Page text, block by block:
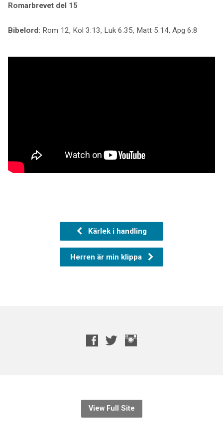
Romarbrevet del 15
Bibelord: Rom 12, Kol 3:13, Luk 6.35, Matt 5.14, Apg 6:8
Kärlek i handling
Herren är min klippa
View Full Site